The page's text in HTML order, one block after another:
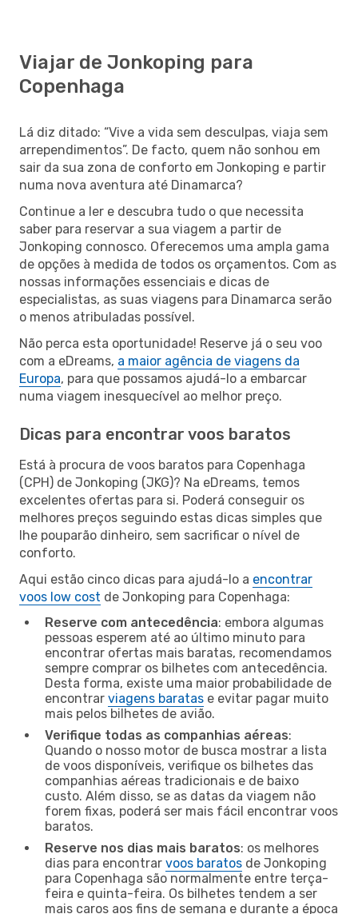
Viajar de Jonkoping para
Copenhaga
Lá diz ditado: “Vive a vida sem desculpas, viaja sem
arrependimentos”. De facto, quem não sonhou em
sair da sua zona de conforto em Jonkoping e partir
numa nova aventura até Dinamarca?
Continue a ler e descubra tudo o que necessita
saber para reservar a sua viagem a partir de
Jonkoping connosco. Oferecemos uma ampla gama
de opções à medida de todos os orçamentos. Com as
nossas informações essenciais e dicas de
especialistas, as suas viagens para Dinamarca serão
o menos atribuladas possível.
Não perca esta oportunidade! Reserve já o seu voo
com a eDreams, a maior agência de viagens da
Europa, para que possamos ajudá-lo a embarcar
numa viagem inesquecível ao melhor preço.
Dicas para encontrar voos baratos
Está à procura de voos baratos para Copenhaga
(CPH) de Jonkoping (JKG)? Na eDreams, temos
excelentes ofertas para si. Poderá conseguir os
melhores preços seguindo estas dicas simples que
lhe pouparão dinheiro, sem sacrificar o nível de
conforto.
Aqui estão cinco dicas para ajudá-lo a encontrar
voos low cost de Jonkoping para Copenhaga:
Reserve com antecedência: embora algumas
pessoas esperem até ao último minuto para
encontrar ofertas mais baratas, recomendamos
sempre comprar os bilhetes com antecedência.
Desta forma, existe uma maior probabilidade de
encontrar viagens baratas e evitar pagar muito
mais pelos bilhetes de avião.
Verifique todas as companhias aéreas:
Quando o nosso motor de busca mostrar a lista
de voos disponíveis, verifique os bilhetes das
companhias aéreas tradicionais e de baixo
custo. Além disso, se as datas da viagem não
forem fixas, poderá ser mais fácil encontrar voos
baratos.
Reserve nos dias mais baratos: os melhores
dias para encontrar voos baratos de Jonkoping
para Copenhaga são normalmente entre terça-
feira e quinta-feira. Os bilhetes tendem a ser
mais caros aos fins de semana e durante a época